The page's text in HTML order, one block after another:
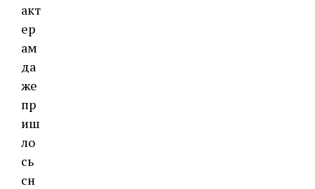
акт
ер
ам
да
же
пр
иш
ло
сь
сн